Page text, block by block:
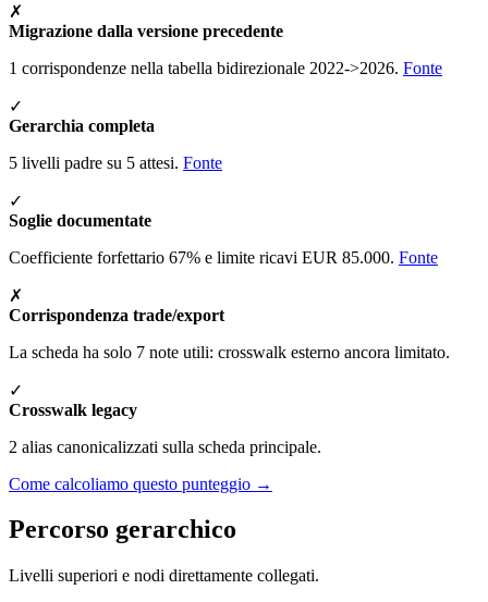
✗
Migrazione dalla versione precedente
1 corrispondenze nella tabella bidirezionale 2022->2026. Fonte
✓
Gerarchia completa
5 livelli padre su 5 attesi. Fonte
✓
Soglie documentate
Coefficiente forfettario 67% e limite ricavi EUR 85.000. Fonte
✗
Corrispondenza trade/export
La scheda ha solo 7 note utili: crosswalk esterno ancora limitato.
✓
Crosswalk legacy
2 alias canonicalizzati sulla scheda principale.
Come calcoliamo questo punteggio →
Percorso gerarchico
Livelli superiori e nodi direttamente collegati.